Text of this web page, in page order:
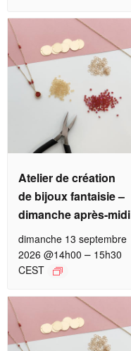
Atelier de création
de bijoux fantaisie –
dimanche après-midi
dimanche 13 septembre
2026 @14h00 – 15h30
CEST